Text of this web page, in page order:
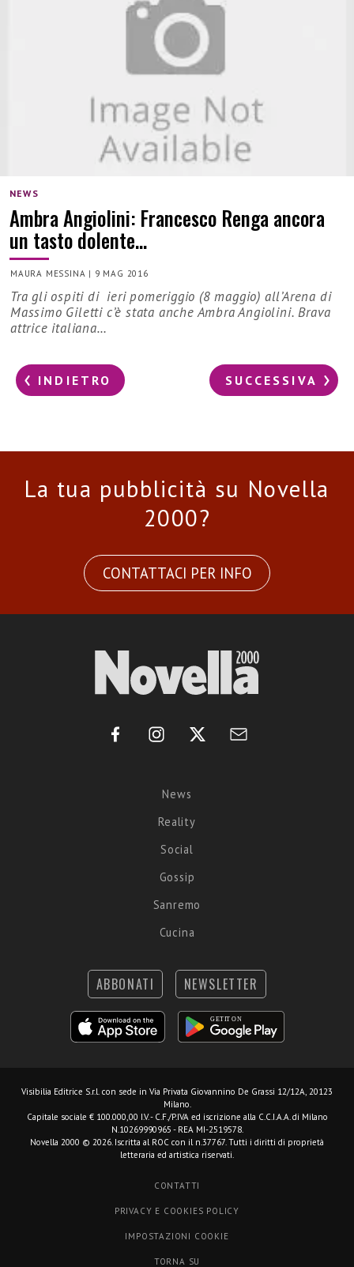
NEWS
Ambra Angiolini: Francesco Renga ancora
un tasto dolente…
MAURA MESSINA | 9 MAG 2016
Tra gli ospiti di ieri pomeriggio (8 maggio) all’Arena di
Massimo Giletti c’è stata anche Ambra Angiolini. Brava
attrice italiana…
INDIETRO SUCCESSIVA
La tua pubblicità su Novella
2000?
CONTATTACI PER INFO
News
Reality
Social
Gossip
Sanremo
Cucina
ABBONATI NEWSLETTER
Visibilia Editrice S.r.l. con sede in Via Privata Giovannino De Grassi 12/12A, 20123
Milano.
Capitale sociale € 100.000,00 I.V. - C.F./P.IVA ed iscrizione alla C.C.I.A.A. di Milano
N.10269990965 - REA MI-2519578.
Novella 2000 © 2026. Iscritta al ROC con il n.37767. Tutti i diritti di proprietà
letteraria ed artistica riservati.
CONTATTI
PRIVACY E COOKIES POLICY
IMPOSTAZIONI COOKIE
TORNA SU